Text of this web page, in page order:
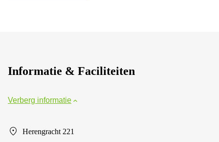
Informatie & Faciliteiten
Verberg informatie
Herengracht 221